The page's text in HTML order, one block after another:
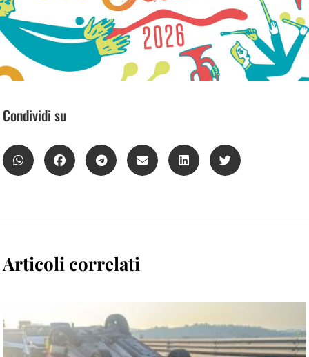
Condividi su
Articoli correlati